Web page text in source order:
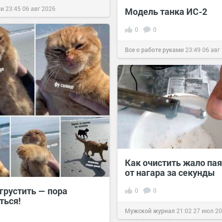
23:45 06 авг 2026 Модель танка ИС-2
0 0
Все о работе руками 23:49 06 авг
— пора
Как очистить жало
от нагара за секунды
0 0
Мужской журнал 21:02 27 июл